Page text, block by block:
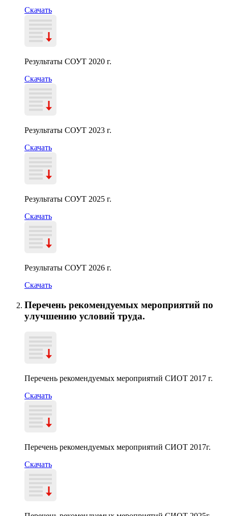
Скачать
Результаты СОУТ 2020 г.
Скачать
Результаты СОУТ 2023 г.
Скачать
Результаты СОУТ 2025 г.
Скачать
Результаты СОУТ 2026 г.
Скачать
Перечень рекомендуемых мероприятий по
улучшению условий труда.
Перечень рекомендуемых мероприятий СИОТ 2017 г.
Скачать
Перечень рекомендуемых мероприятий СИОТ 2017г.
Скачать